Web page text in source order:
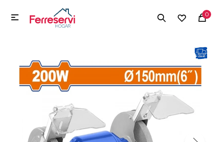
0

MI CUENTA
Herramientas y Construcción
Electrodomésticos